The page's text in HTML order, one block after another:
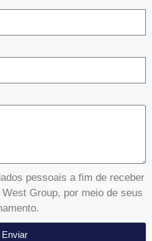
pessoais a fim de receber
Group, por meio de seus
Enviar